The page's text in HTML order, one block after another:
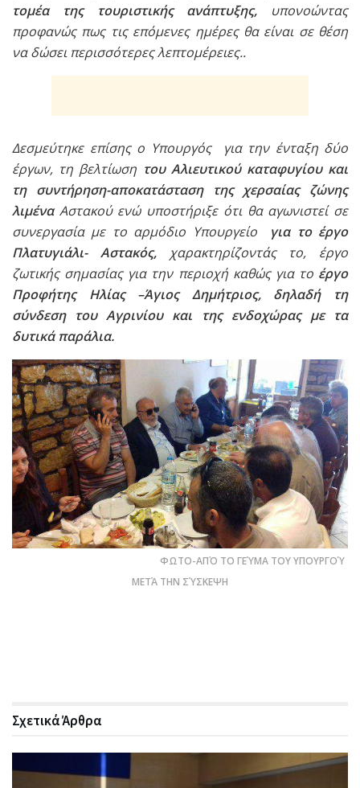
τομέα της τουριστικής ανάπτυξης, υπονοώντας
προφανώς πως τις επόμενες ημέρες θα είναι σε θέση
να δώσει περισσότερες λεπτομέρειες..
Δεσμεύτηκε επίσης ο Υπουργός για την ένταξη δύο
έργων, τη βελτίωση του Αλιευτικού καταφυγίου και
τη συντήρηση-αποκατάσταση της χερσαίας ζώνης
λιμέναΑστακού ενώ υποστήριξε ότι θα αγωνιστεί σε
συνεργασία με το αρμόδιο Υπουργείο
για το έργο
Πλατυγιάλι- Αστακός,χαρακτηρίζοντάς το, έργο
ζωτικής σημασίας για την περιοχή καθώς για το έργο
Προφήτης Ηλίας –Άγιος Δημήτριος, δηλαδή τη
σύνδεση του Αγρινίου και της ενδοχώρας με τα
δυτικά παράλια.
ΦΩΤΟ-ΑΠΌ ΤΟ ΓΕΎΜΑ ΤΟΥ ΥΠΟΥΡΓΟΎ
ΜΕΤΆ ΤΗΝ ΣΎΣΚΕΨΗ
ΣχετικάΆρθρα